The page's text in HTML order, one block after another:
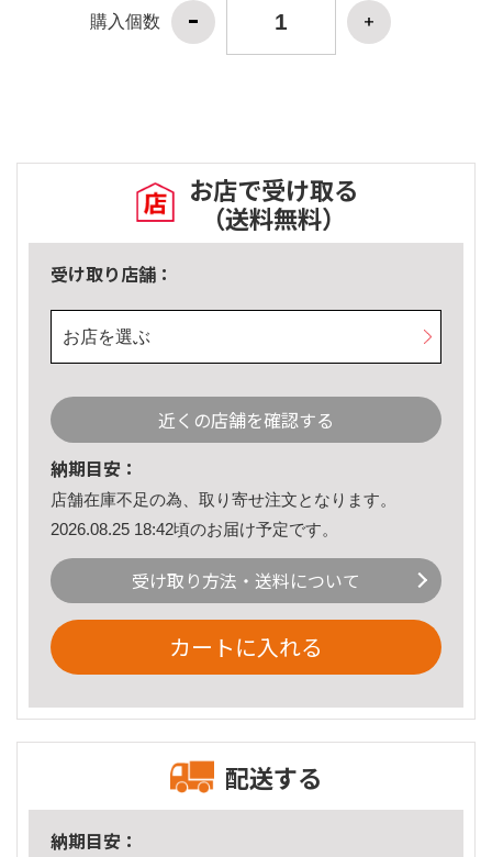
購入個数
お店で受け取る
（送料無料）
受け取り店舗：
お店を選ぶ
近くの店舗を確認する
納期目安：
店舗在庫不足の為、取り寄せ注文となります。
2026.08.25 18:42頃のお届け予定です。
受け取り方法・送料について
カートに入れる
配送する
納期目安：